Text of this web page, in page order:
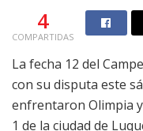
4
COMPARTIDAS
La fecha 12 del
con su disputa este
enfrentaron Olimpia
1 de la ciudad de